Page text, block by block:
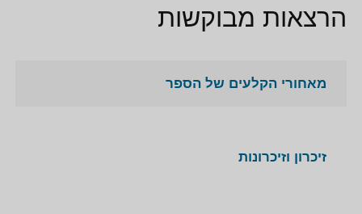
זרה, מנהגים משונים, זיכרונות וסיוטים ועד ימינו אלה.
בספריה היא משרטטת קווים לדמות הישראליים, ילדי
זכתה בפרס שוקן היוקרתי.
הרצאות מבוקשות
מאחורי הקלעים של הספר
זיכרון וזיכרונות